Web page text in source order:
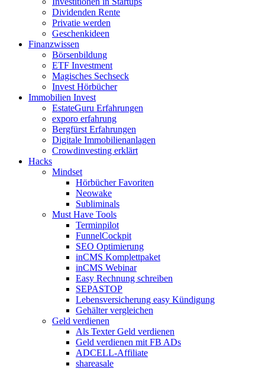
Dividenden Rente
Privatie werden
Geschenkideen
Finanzwissen
Börsenbildung
ETF Investment
Magisches Sechseck
Invest Hörbücher
Immobilien Invest
EstateGuru Erfahrungen
exporo erfahrung
Bergfürst Erfahrungen
Digitale Immobilienanlagen
Crowdinvesting erklärt
Hacks
Mindset
Hörbücher Favoriten
Neowake
Subliminals
Must Have Tools
Terminpilot
FunnelCockpit
SEO Optimierung
inCMS Komplettpaket
inCMS Webinar
Easy Rechnung schreiben
SEPASTOP
Lebensversicherung easy Kündigung
Gehälter vergleichen
Geld verdienen
Als Texter Geld verdienen
Geld verdienen mit FB ADs
ADCELL-Affiliate
shareasale